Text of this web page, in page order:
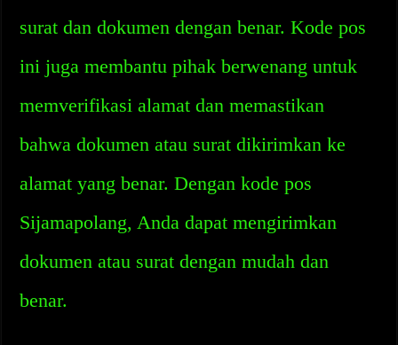
surat dan dokumen dengan benar. Kode pos
ini juga membantu pihak berwenang untuk
memverifikasi alamat dan memastikan
bahwa dokumen atau surat dikirimkan ke
alamat yang benar. Dengan kode pos
Sijamapolang, Anda dapat mengirimkan
dokumen atau surat dengan mudah dan
benar.